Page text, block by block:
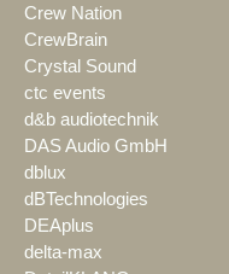
Crew Nation
CrewBrain
Crystal Sound
ctc events
d&b audiotechnik
DAS Audio GmbH
dblux
dBTechnologies
DEAplus
delta-max